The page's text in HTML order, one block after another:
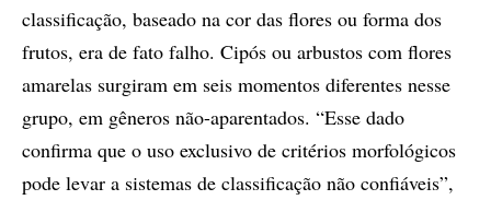
classificação, baseado na cor das flores ou forma dos
frutos, era de fato falho. Cipós ou arbustos com flores
amarelas surgiram em seis momentos diferentes nesse
grupo, em gêneros não-aparentados. “Esse dado
confirma que o uso exclusivo de critérios morfológicos
pode levar a sistemas de classificação não confiáveis”,